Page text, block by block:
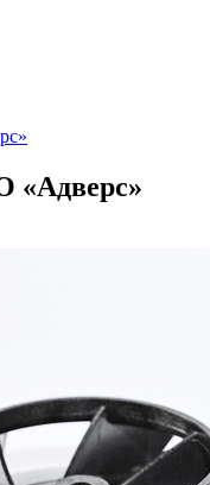
«Адверс»